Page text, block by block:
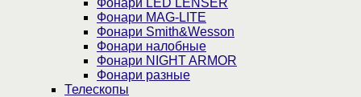
Фонари LED LENSER
Фонари MAG-LITE
Фонари Smith&Wesson
Фонари налобные
Фонари NIGHT ARMOR
Фонари разные
Телескопы